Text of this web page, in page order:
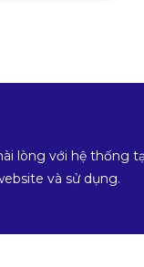
lòng với hệ thống
và sử dụng.